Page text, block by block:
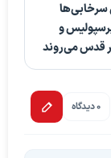
سرخابی‌ها
و
قدس می‌روند
0 دیدگاه